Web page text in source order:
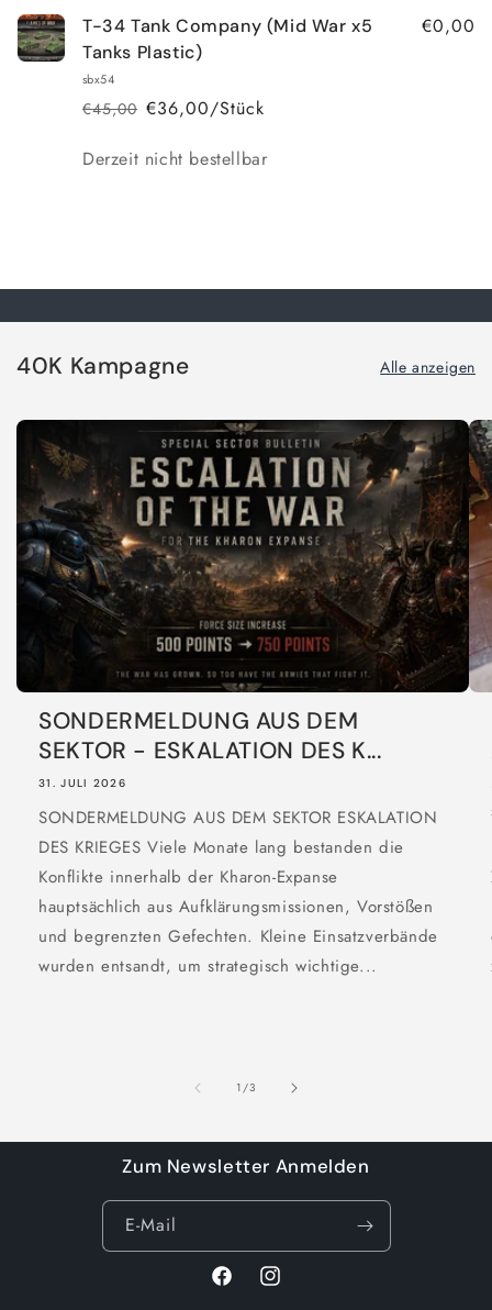
T-34 Tank Company (Mid War x5
Tanks Plastic)
sbx54
Normaler
€45,00
Verkaufspreis€36,00/Stück
€0,00
Anzahl
Derzeit nicht bestellbar
40K Kampagne Alle anzeigen
SONDERMELDUNG AUS DEM
SEKTOR - ESKALATION DES K...
31. JULI 2026
SONDERMELDUNG AUS DEM SEKTOR ESKALATION
DES KRIEGES Viele Monate lang bestanden die
Konflikte innerhalb der Kharon-Expanse
hauptsächlich aus Aufklärungsmissionen, Vorstößen
und begrenzten Gefechten. Kleine Einsatzverbände
wurden entsandt, um strategisch wichtige...
1/von
3
Zum Newsletter Anmelden
E-Mail
FacebookInstagram